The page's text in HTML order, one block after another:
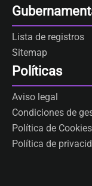
Lista de registros
Sitemap
Políticas
Aviso legal
Condiciones de
Política de Cookies
Política de